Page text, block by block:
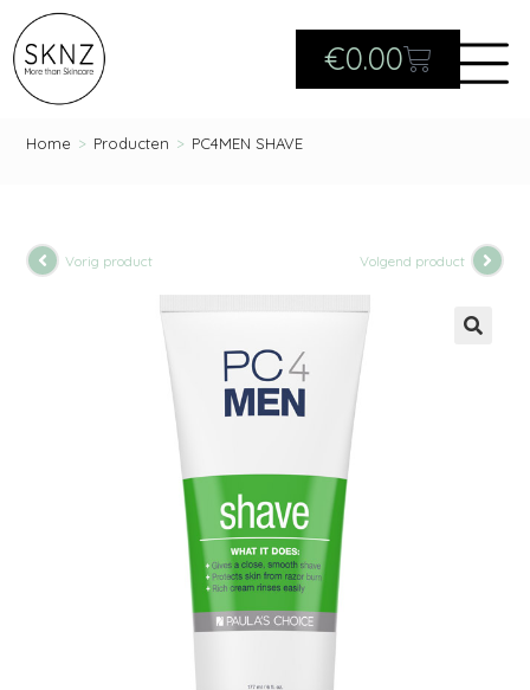
€0.00
Home > Producten > PC4MEN SHAVE
Vorig product Volgend product